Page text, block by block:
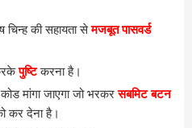
चिन्ह की सहायता सेमजबूत पासवर्ड
पुष्टिकरना है।
मांगा जाएगा जो भरकरसबमिट बटन
कर देना है।